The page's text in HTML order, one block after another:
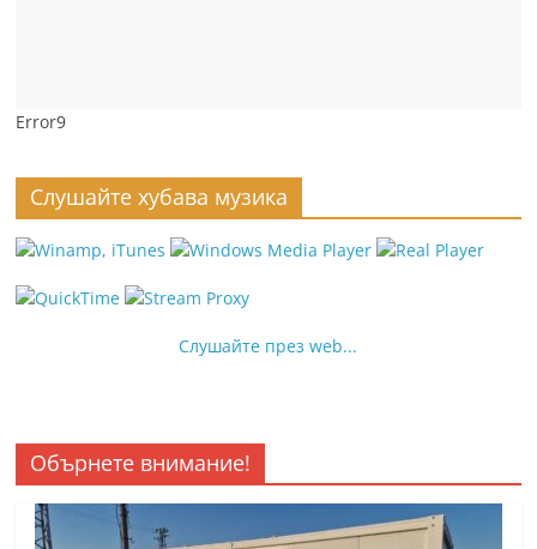
Error9
Слушайте хубава музика
Слушайте през web...
Обърнете внимание!